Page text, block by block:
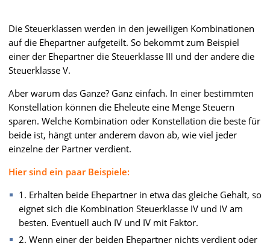
Die Steuerklassen werden in den jeweiligen Kombinationen
auf die Ehepartner aufgeteilt. So bekommt zum Beispiel
einer der Ehepartner die Steuerklasse III und der andere die
Steuerklasse V.
Aber warum das Ganze? Ganz einfach. In einer bestimmten
Konstellation können die Eheleute eine Menge Steuern
sparen. Welche Kombination oder Konstellation die beste für
beide ist, hängt unter anderem davon ab, wie viel jeder
einzelne der Partner verdient.
Hier sind ein paar Beispiele:
1. Erhalten beide Ehepartner in etwa das gleiche Gehalt, so
eignet sich die Kombination Steuerklasse IV und IV am
besten. Eventuell auch IV und IV mit Faktor.
2. Wenn einer der beiden Ehepartner nichts verdient oder